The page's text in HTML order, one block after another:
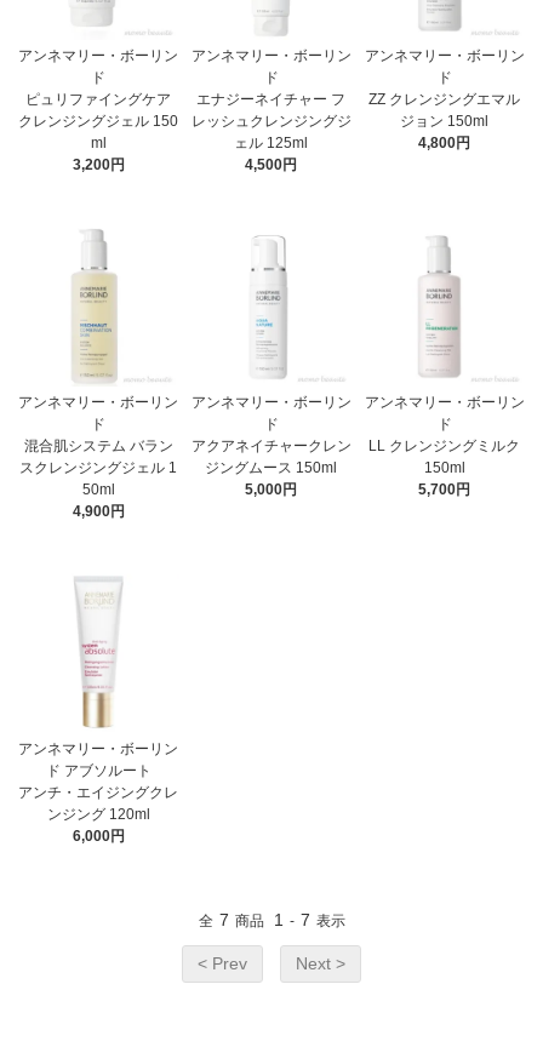
アンネマリー・ボーリン
ド
ピュリファイングケア
クレンジングジェル 150
ml
3,200円
アンネマリー・ボーリン
ド
エナジーネイチャー フ
レッシュクレンジングジ
ェル 125ml
4,500円
アンネマリー・ボーリン
ド
ZZ クレンジングエマル
ジョン 150ml
4,800円
アンネマリー・ボーリン
ド
混合肌システム バラン
スクレンジングジェル 1
50ml
4,900円
アンネマリー・ボーリン
ド
アクアネイチャークレン
ジングムース 150ml
5,000円
アンネマリー・ボーリン
ド
LL クレンジングミルク
150ml
5,700円
アンネマリー・ボーリン
ド アブソルート
アンチ・エイジングクレ
ンジング 120ml
6,000円
全 7 商品 1 - 7 表示
< Prev Next >